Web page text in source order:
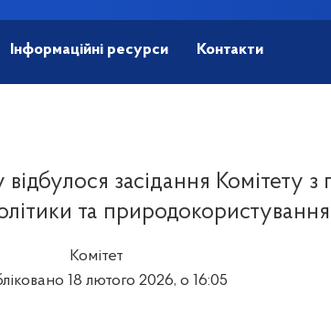
Інформаційні ресурси Контакти
засідання Комітету з
та природокористування
Комітет
18 лютого 2026, о 16:05